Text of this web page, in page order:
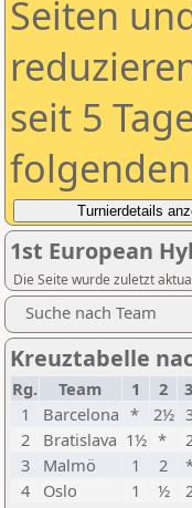
Seiten
seit 5
1st European
Die Seite wurde zuletzt
Suche nach Team
Kreuztabelle
Rg. Team 1 2 3
1
Barcelona * 2½
2
Bratislava 1½ *
3
Malmö 1 2
4
Oslo 1 ½